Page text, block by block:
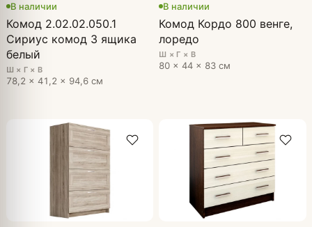
В наличии
Комод 2.02.02.050.1
Сириус комод 3 ящика
белый
Ш × Г × В
78,2 × 41,2 × 94,6 см
В наличии
Комод Кордо 800 венге,
лоредо
Ш × Г × В
80 × 44 × 83 см